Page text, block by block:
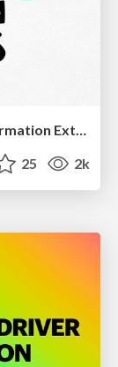
Practical Tips for Bootstrapping Information Extraction Pipelines
25 2k